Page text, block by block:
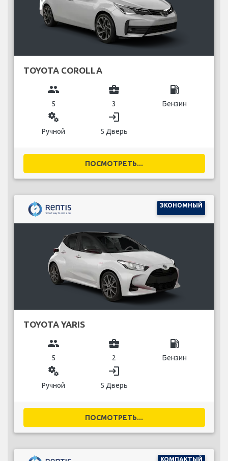
TOYOTA COROLLA
group
5
business_center
3
local_gas_station
Бензин
miscellaneous_services
Ручной
login
5 Дверь
ПОСМОТРЕТЬ...
ЭКОНОМНЫЙ
TOYOTA YARIS
group
5
business_center
2
local_gas_station
Бензин
miscellaneous_services
Ручной
login
5 Дверь
ПОСМОТРЕТЬ...
КОМПАКТЫЙ